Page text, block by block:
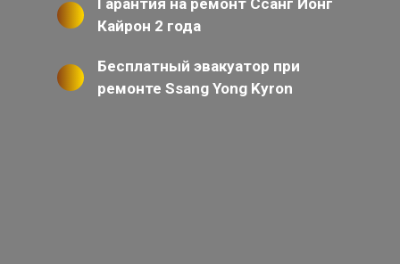
Гарантия на ремонт Ссанг Йонг
Кайрон 2 года
Бесплатный эвакуатор при
ремонте Ssang Yong Kyron